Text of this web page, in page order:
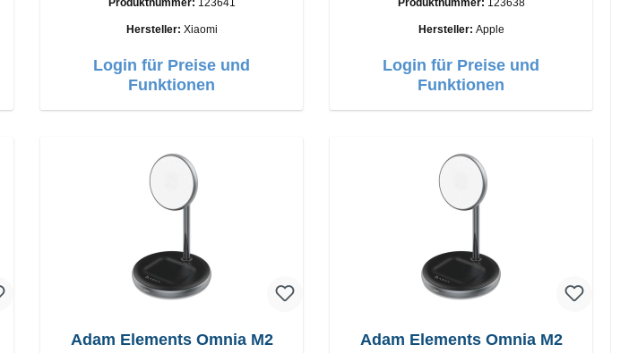
Anschlüsse: USB-A Output: 90W Farbe:
Produktnummer: 123641
Hersteller: Xiaomi
Login für Preise und
Funktionen
Anschlüsse: USB-A Output: 12W Farbe:
Weiss
Produktnummer: 123638
Hersteller: Apple
Login für Preise und
Funktionen
Adam Elements Omnia M2
Adam Elements Omnia M2